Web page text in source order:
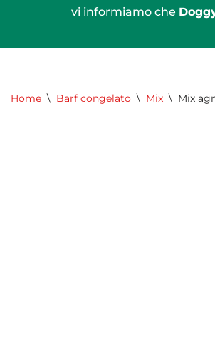
vi informiamo che
Home \ Barf congelato \ Mix \ Mix